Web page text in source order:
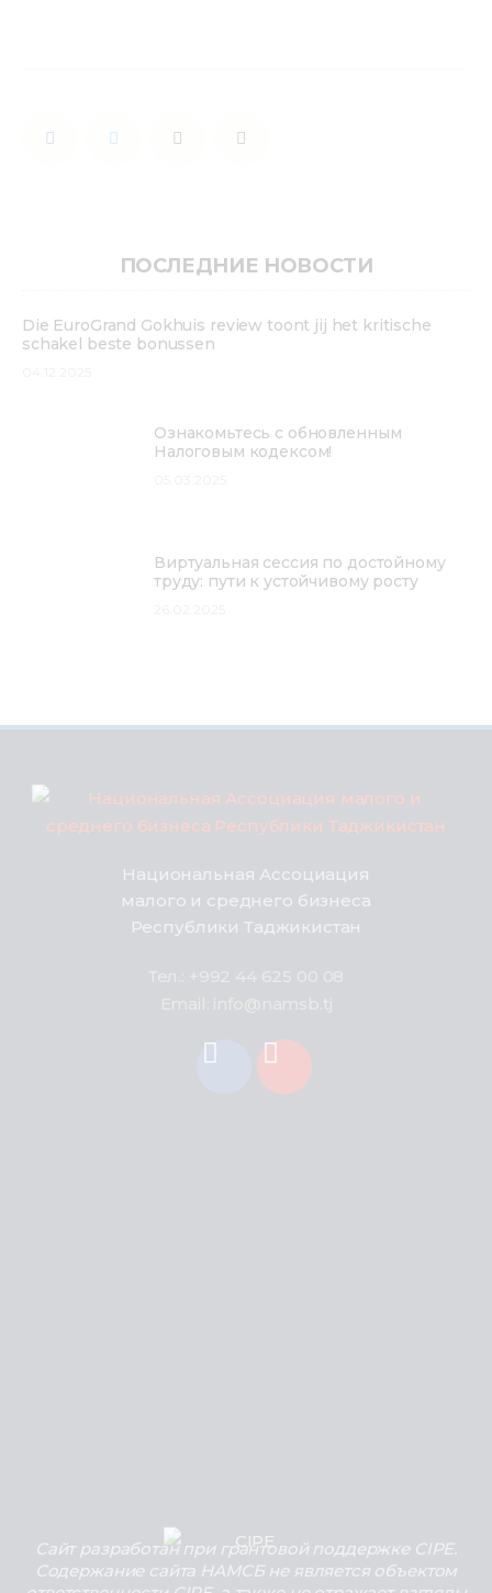
ПОСЛЕДНИЕ НОВОСТИ
Die EuroGrand Gokhuis review toont jij het kritische
schakel beste bonussen
Ознакомьтесь с обновленным
Налоговым кодексом!
Виртуальная сессия по достойному
труду: пути к устойчивому росту
Национальная Ассоциация
малого и среднего бизнеса
Республики Таджикистан
Сайт разработан при грантовой поддержке CIPE.
Содержание сайта НАМСБ не является объектом